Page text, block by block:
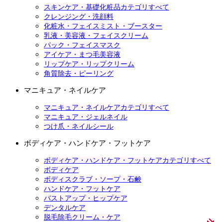
スキンケア・基礎化粧品カテゴリすべて
クレンジング・洗顔料
化粧水・フェイスミスト・ブースター
乳液・美容液・フェイスクリーム
パック・フェイスマスク
アイケア・まつ毛美容液
リップケア・リップクリーム
角質除去・ピーリング
マニキュア・ネイルケア
マニキュア・ネイルケアカテゴリすべて
マニキュア・ジェルネイル
つけ爪・ネイルシール
ボディケア・ハンドケア・フットケア
ボディケア・ハンドケア・フットケアカテゴリすべて
ボディケア
ボディスクラブ・ソープ・石鹸
ハンドケア・フットケア
バストアップ・ヒップケア
デンタルケア
脱毛除毛クリーム・ケア